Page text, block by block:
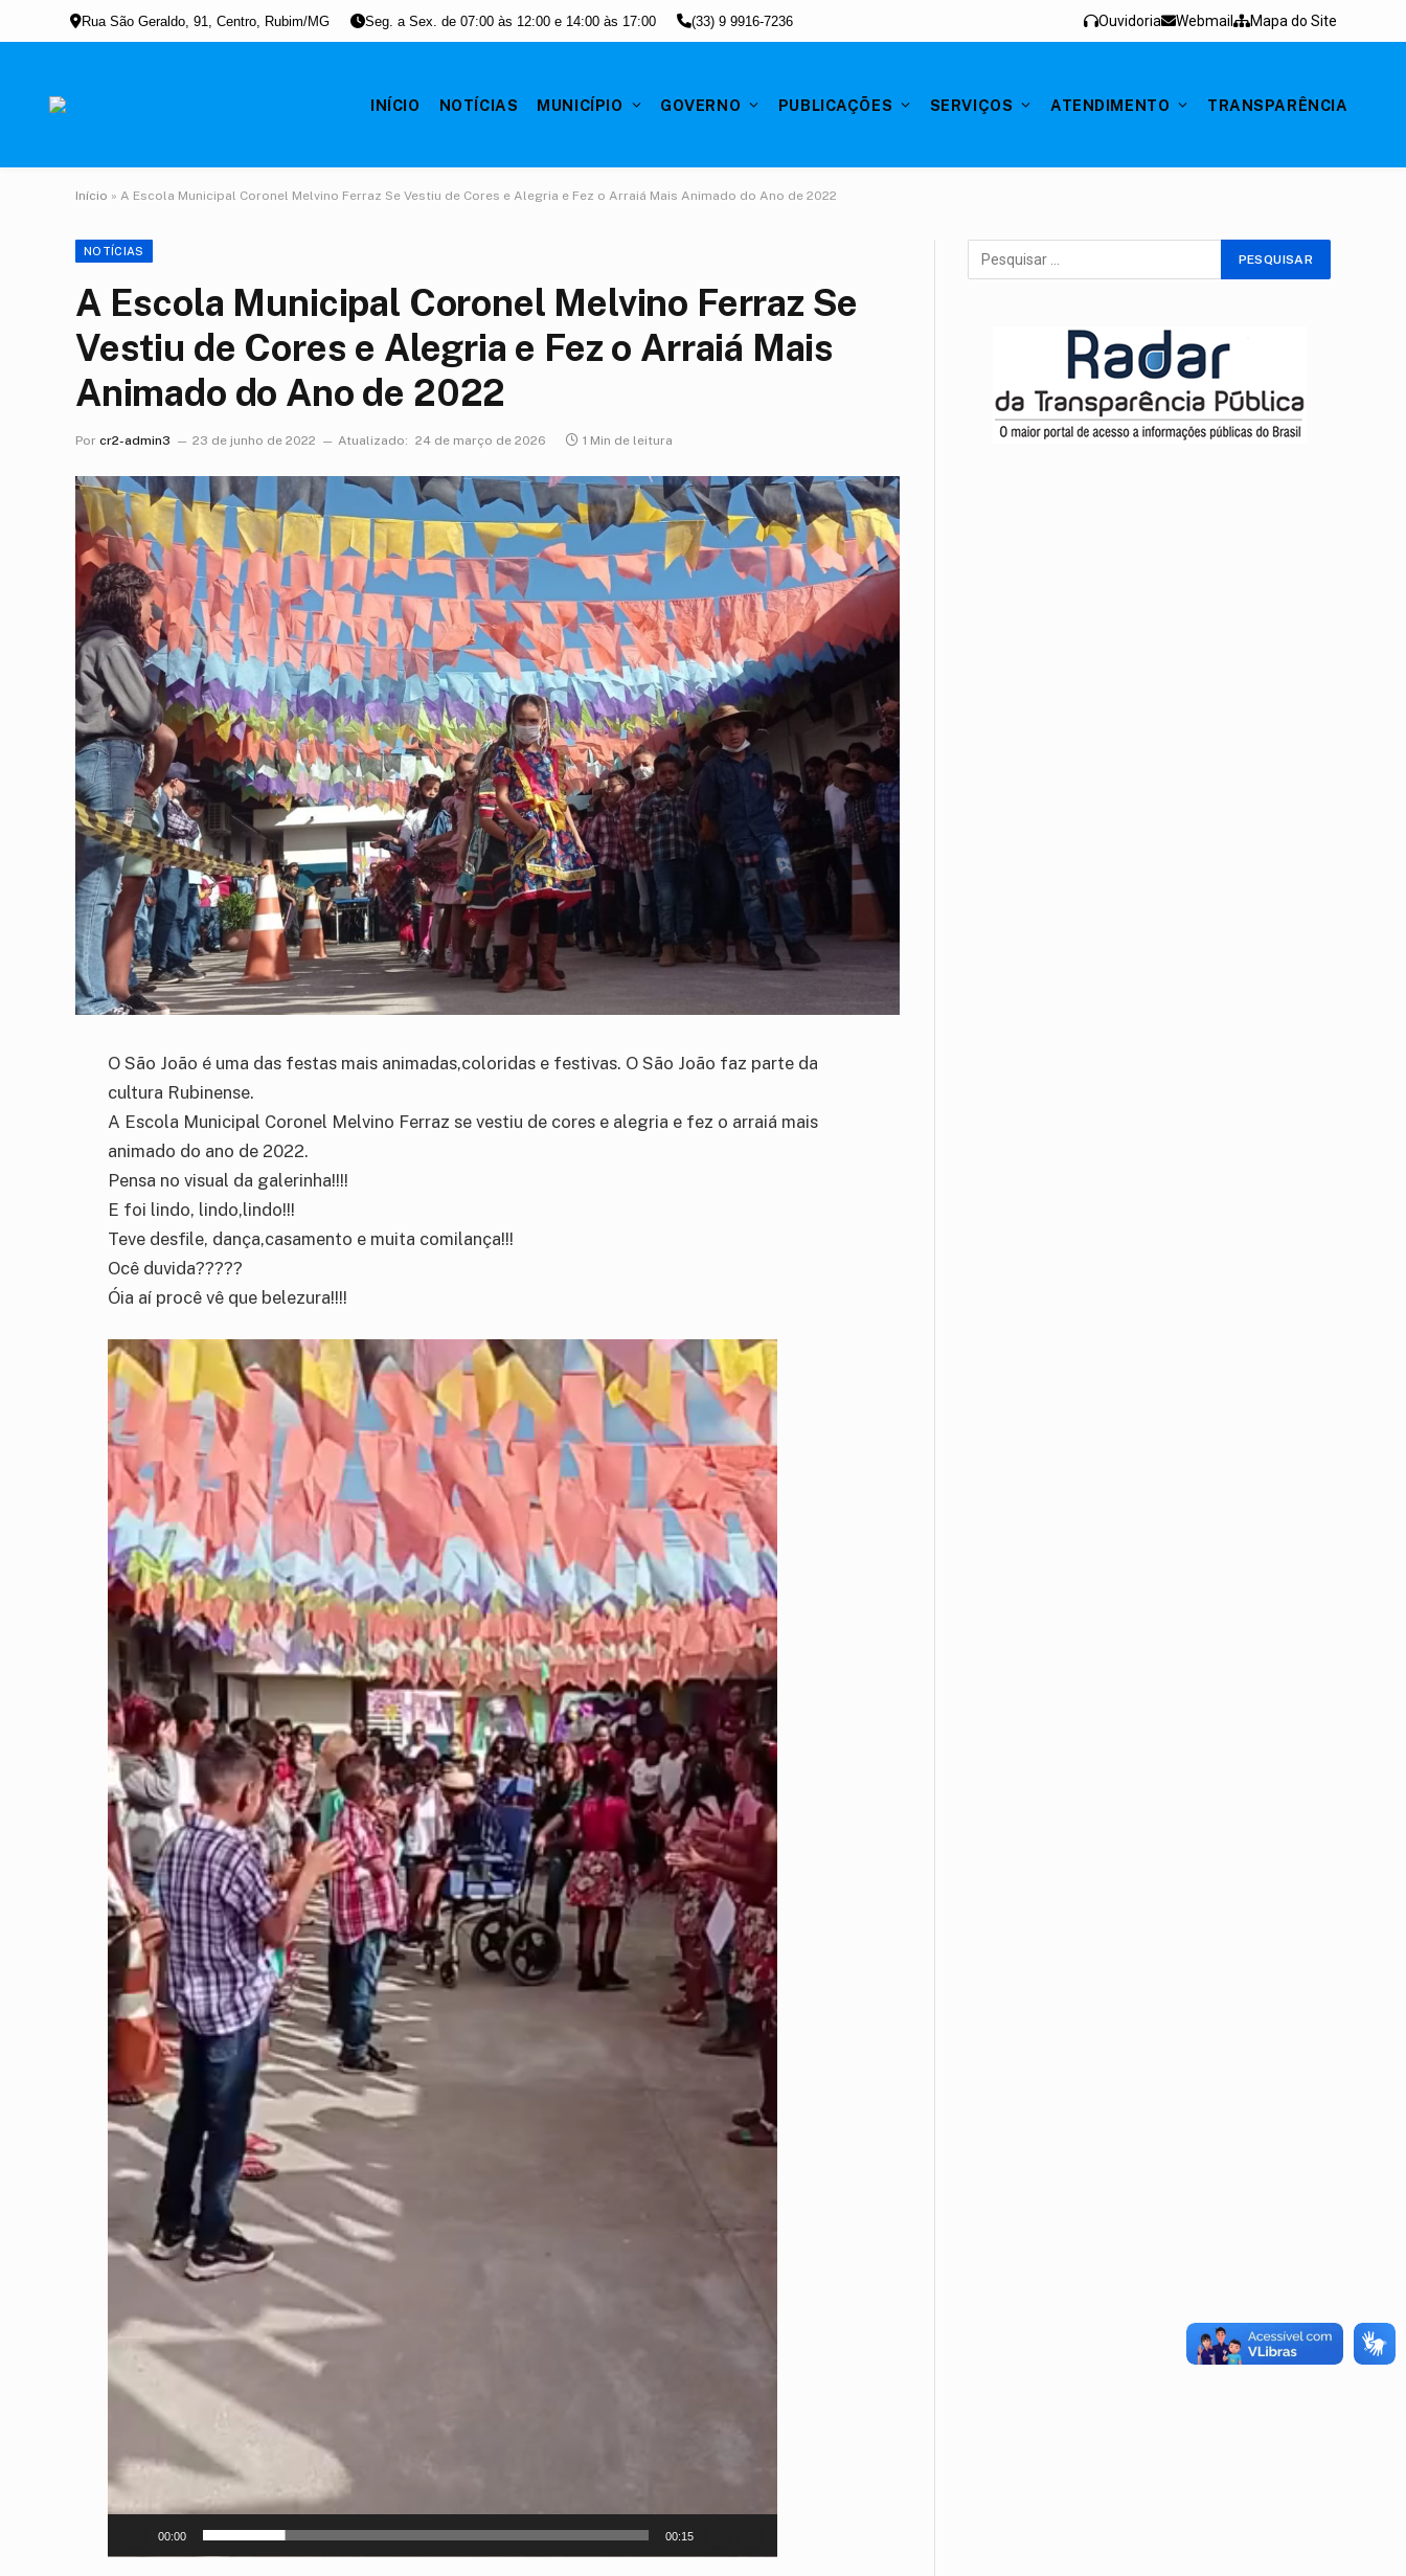
Rua São Geraldo, 91, Centro, Rubim/MG Seg. a Sex. de 07:00 às 12:00 e 14:00 às 17:00 (33) 9 9916-7236 Ouvidoria Webmail Mapa do Site
INÍCIO NOTÍCIAS MUNICÍPIO GOVERNO PUBLICAÇÕES SERVIÇOS ATENDIMENTO TRANSPARÊNCIA
Início » A Escola Municipal Coronel Melvino Ferraz Se Vestiu de Cores e Alegria e Fez o Arraiá Mais Animado do Ano de 2022
NOTÍCIAS
A Escola Municipal Coronel Melvino Ferraz Se
Vestiu de Cores e Alegria e Fez o Arraiá Mais
Animado do Ano de 2022
Por cr2-admin3 23 de junho de 2022 Atualizado: 24 de março de 2026 1 Min de leitura
O São João é uma das festas mais animadas,coloridas e festivas. O São João faz parte da
cultura Rubinense.
A Escola Municipal Coronel Melvino Ferraz se vestiu de cores e alegria e fez o arraiá mais
animado do ano de 2022.
Pensa no visual da galerinha!!!!
E foi lindo, lindo,lindo!!!
Teve desfile, dança,casamento e muita comilança!!!
Ocê duvida?????
Óia aí procê vê que belezura!!!!
Tocador
de
vídeo
00:00 00:15